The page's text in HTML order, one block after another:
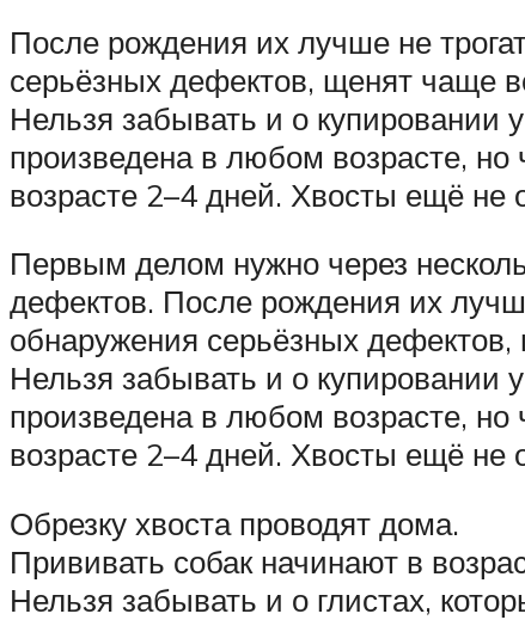
После рождения их лучше не
серьёзных дефектов, щенят чаще
Нельзя забывать и о купировании
произведена в любом возрасте,
возрасте 2–4 дней. Хвосты ещё не
Первым делом нужно через
дефектов. После рождения их
обнаружения серьёзных
Нельзя забывать и о купировании
произведена в любом возрасте,
возрасте 2–4 дней. Хвосты ещё не
Обрезку хвоста проводят дома.
Прививать собак начинают в
Нельзя забывать и о глистах,